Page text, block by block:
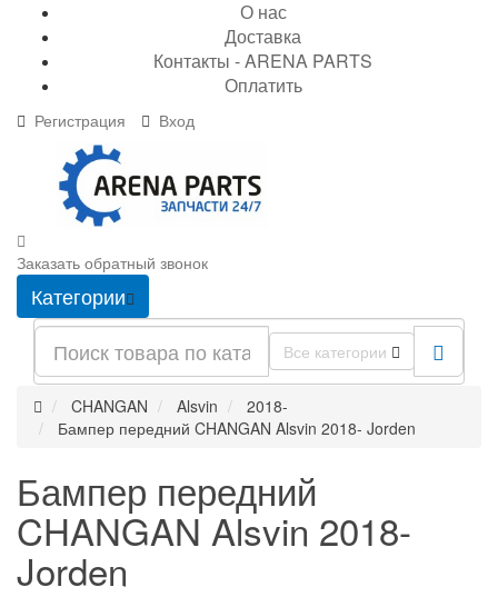
О нас
Доставка
Контакты - ARENA PARTS
Оплатить
Регистрация Вход
Заказать обратный звонок
Категории
Все категории
CHANGAN Alsvin
2018-
Бампер передний CHANGAN Alsvin 2018- Jorden
Бампер передний
CHANGAN Alsvin 2018-
Jorden